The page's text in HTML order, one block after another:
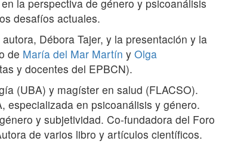
la perspectiva de género y psicoanálisis
desafíos actuales.
Débora Tajer, y la presentación y la
de María del Mar Martín y Olga
y docentes del EPBCN).
(UBA) y magíster en salud (FLACSO).
especializada en psicoanálisis y género.
y subjetividad. Co-fundadora del Foro
de varios libro y artículos científicos.